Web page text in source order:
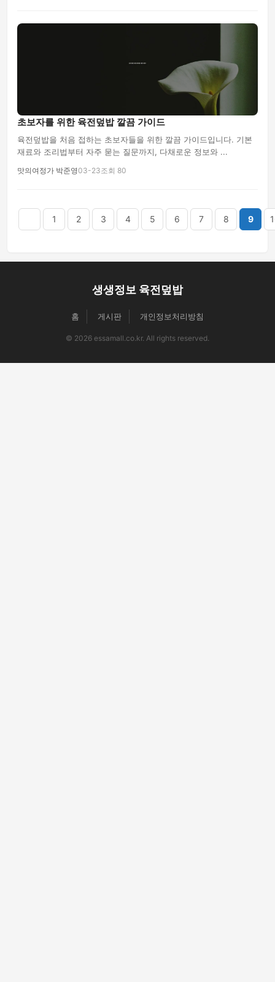
초보자를 위한 육전덮밥 깔끔 가이드
육전덮밥을 처음 접하는 초보자들을 위한 깔끔 가이드입니다. 기본
재료와 조리법부터 자주 묻는 질문까지, 다채로운 정보와 ...
맛의여정가 박준영03-23조회 80
1 2 3 4 5 6 7 8 9
생생정보 육전덮밥
홈 게시판 개인정보처리방침
© 2026 essamall.co.kr. All rights reserved.